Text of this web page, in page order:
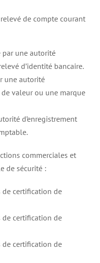
de compte courant
par une autorité
d’identité bancaire.
une autorité
de valeur ou une marque
d’enregistrement
commerciales et
de sécurité :
de certification de
de certification de
de certification de